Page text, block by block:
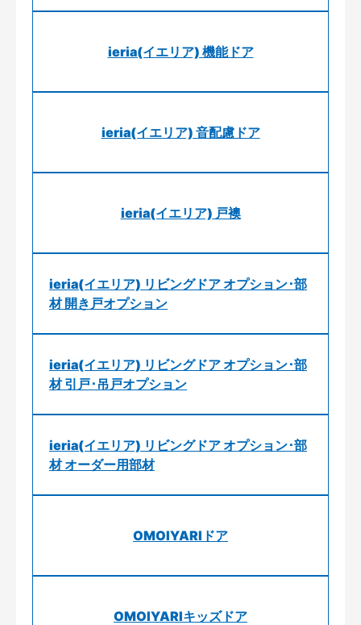
ieria(イエリア) 機能ドア
ieria(イエリア) 音配慮ドア
ieria(イエリア) 戸襖
ieria(イエリア) リビングドア オプション･部
材 開き戸オプション
ieria(イエリア) リビングドア オプション･部
材 引戸･吊戸オプション
ieria(イエリア) リビングドア オプション･部
材 オーダー用部材
OMOIYARIドア
OMOIYARIキッズドア